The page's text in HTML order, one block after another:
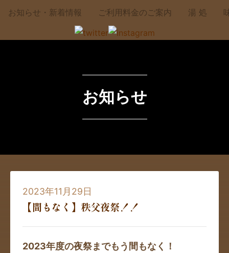
お知らせ・新着情報 ご利用料金のご案内 湯 処
お知らせ
2023年11月29日
【間もなく】秩父夜祭！！
2023年度の夜祭までもう間もなく！